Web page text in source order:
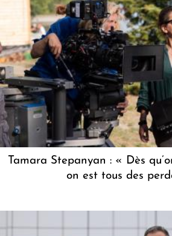
Tamara Stepanyan : « Dès
on est tous des